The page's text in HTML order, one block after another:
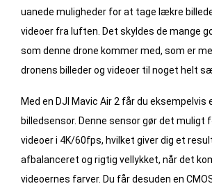
uanede muligheder for at tage lækre
videoer fra luften. Det skyldes de mange
som denne drone kommer med, som er
dronens billeder og videoer til noget helt
Med en DJI Mavic Air 2 får du eksempelvis
billedsensor. Denne sensor gør det muligt
videoer i 4K/60fps, hvilket giver dig et
afbalanceret og rigtig vellykket, når det
videoernes farver. Du får desuden en